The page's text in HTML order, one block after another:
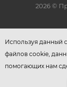
2026 ©
Используя данный
файлов cookie,
помогающих нам